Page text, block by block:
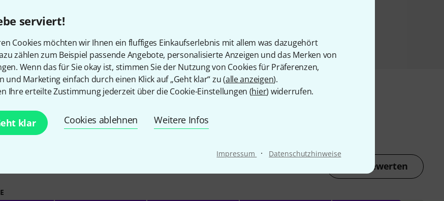
serviert!
Cookies möchten wir Ihnen ein fluffiges Einkaufserlebnis mit allem was dazugehört
zählen zum Beispiel passende Angebote, personalisierte Anzeigen und das Merken von
Wenn das für Sie okay ist, stimmen Sie der Nutzung von Cookies für Präferenzen,
und Marketing einfach durch einen Klick auf „Geht klar“ zu (alle anzeigen).
Ihre erteilte Zustimmung jederzeit über die Cookie-Einstellungen (hier) widerrufen.
klar Cookies ablehnen Weitere Infos
Impressum · Datenschutzhinweise
Vergleichen
8Kundenbewertungen
Jetzt bewerten